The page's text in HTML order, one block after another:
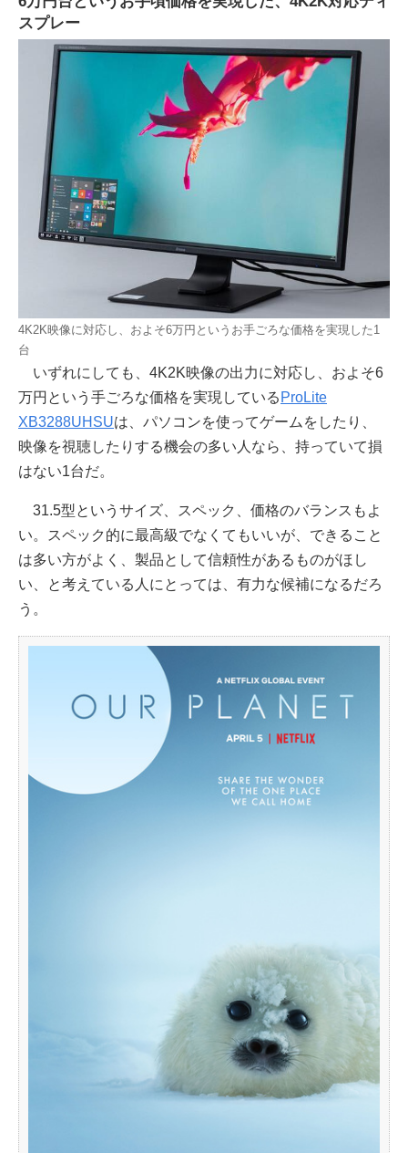
スプレー
4K2K映像に対応し、およそ6万円というお手ごろな価格を実現した1
台
いずれにしても、4K2K映像の出力に対応し、およそ6
万円という手ごろな価格を実現している ProLite
XB3288UHSUは、パソコンを使ってゲームをしたり、
映像を視聴したりする機会の多い人なら、持っていて損
はない1台だ。
31.5型というサイズ、スペック、価格のバランスもよ
い。スペック的に最高級でなくてもいいが、できること
は多い方がよく、製品として信頼性があるものがほし
い、と考えている人にとっては、有力な候補になるだろ
う。